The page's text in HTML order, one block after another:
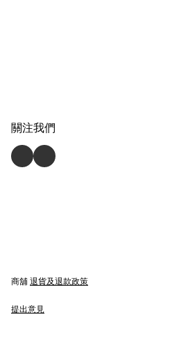
關注我們
商舖 退貨及退款政策
提出意見